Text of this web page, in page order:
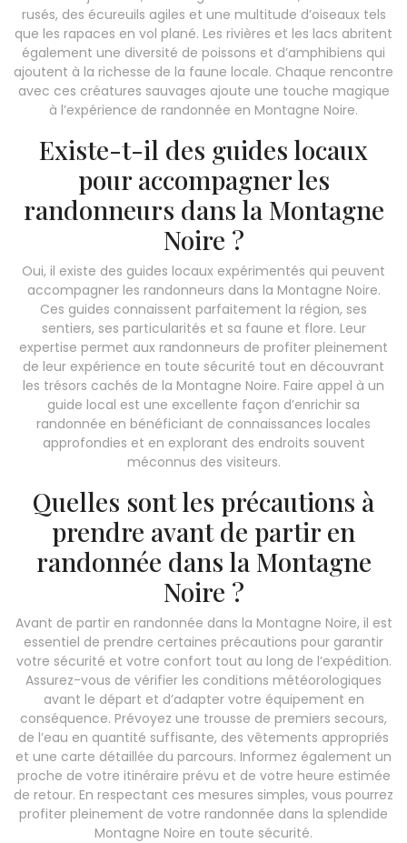
rusés, des écureuils agiles et une multitude d’oiseaux tels
que les rapaces en vol plané. Les rivières et les lacs abritent
également une diversité de poissons et d’amphibiens qui
ajoutent à la richesse de la faune locale. Chaque rencontre
avec ces créatures sauvages ajoute une touche magique
à l’expérience de randonnée en Montagne Noire.
Existe-t-il des guides locaux
pour accompagner les
randonneurs dans la Montagne
Noire ?
Oui, il existe des guides locaux expérimentés qui peuvent
accompagner les randonneurs dans la Montagne Noire.
Ces guides connaissent parfaitement la région, ses
sentiers, ses particularités et sa faune et flore. Leur
expertise permet aux randonneurs de profiter pleinement
de leur expérience en toute sécurité tout en découvrant
les trésors cachés de la Montagne Noire. Faire appel à un
guide local est une excellente façon d’enrichir sa
randonnée en bénéficiant de connaissances locales
approfondies et en explorant des endroits souvent
méconnus des visiteurs.
Quelles sont les précautions à
prendre avant de partir en
randonnée dans la Montagne
Noire ?
Avant de partir en randonnée dans la Montagne Noire, il est
essentiel de prendre certaines précautions pour garantir
votre sécurité et votre confort tout au long de l’expédition.
Assurez-vous de vérifier les conditions météorologiques
avant le départ et d’adapter votre équipement en
conséquence. Prévoyez une trousse de premiers secours,
de l’eau en quantité suffisante, des vêtements appropriés
et une carte détaillée du parcours. Informez également un
proche de votre itinéraire prévu et de votre heure estimée
de retour. En respectant ces mesures simples, vous pourrez
profiter pleinement de votre randonnée dans la splendide
Montagne Noire en toute sécurité.